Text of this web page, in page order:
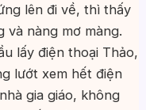
lên đi về, thì thấy
và nàng mơ màng.
lấy điện thoại Thảo,
lướt xem hết điện
gia giáo, không